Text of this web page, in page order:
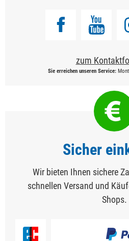
zum
Sie erreichen unseren Service:
Sicher
Wir bieten Ihnen sichere
schnellen Versand und
Shops.